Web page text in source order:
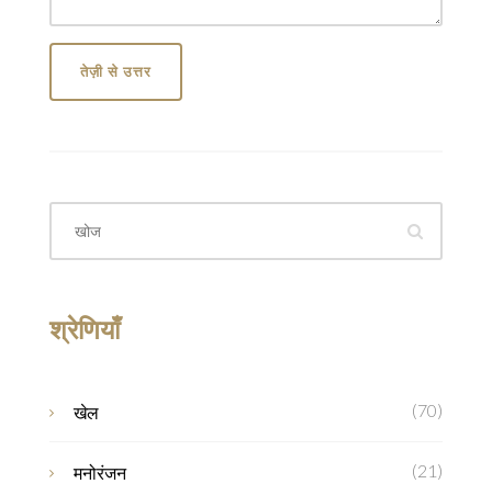
तेज़ी से उत्तर
श्रेणियाँ
खेल (70)
मनोरंजन (21)